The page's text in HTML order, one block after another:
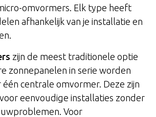
omvormers. Elk type heeft
afhankelijk van je installatie en
zijn de meest traditionele optie
zonnepanelen in serie worden
één centrale omvormer. Deze zijn
eenvoudige installaties zonder
Voor